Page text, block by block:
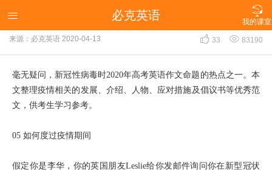

我的课室
 必克英语
英语写作-如何度过疫情期间
来源：必克英语 2020-04-13  33  83190
毫无疑问，新冠性病毒时2020年高考英语作文命题的热点之一。本
文整理疫情相关的发展、介绍、人物、应对措施及倡议书等优秀范
文，供考生学习参考。
05 如何度过疫情期间
假定你是李华，你的英国朋友Leslie给你发邮件询问你在新型冠状